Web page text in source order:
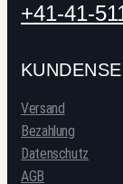
+41-41-
Versand
Bezahlung
Datenschutz
AGB